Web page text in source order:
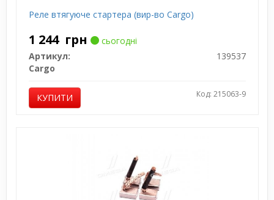
Реле втягуюче стартера (вир-во Cargo)
1 244 грн
сьогодні
Артикул:
139537
Cargo
КУПИТИ Код: 215063-9